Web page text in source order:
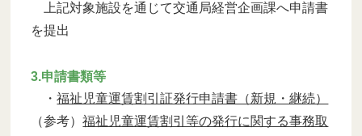
上記対象施設を通じて交通局経営企画課へ申請書
を提出
3.申請書類等
・福祉児童運賃割引証発行申請書（新規・継続）
（参考）福祉児童運賃割引等の発行に関する事務取